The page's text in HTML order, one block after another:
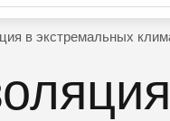
в экстремальных